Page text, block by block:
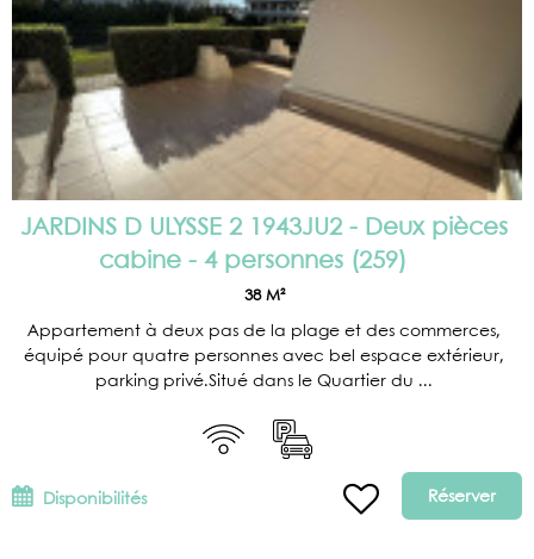
JARDINS D ULYSSE 2 1943JU2 - Deux pièces
cabine - 4 personnes (259)
38 M²
Appartement à deux pas de la plage et des commerces,
équipé pour quatre personnes avec bel espace extérieur,
parking privé.Situé dans le Quartier du ...
Disponibilités Réserver